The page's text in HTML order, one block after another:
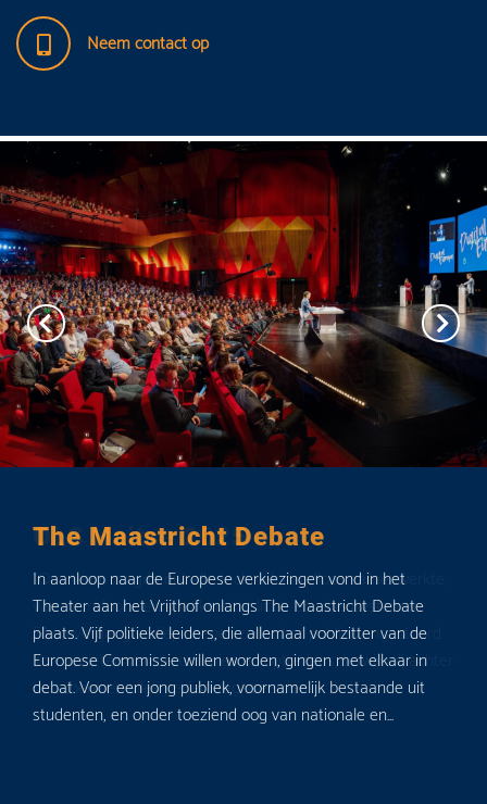
Neem contact op
The Maastricht Debate
In aanloop naar de Europese verkiezingen vond in het
Theater aan het Vrijthof onlangs The Maastricht Debate
plaats. Vijf politieke leiders, die allemaal voorzitter van de
Europese Commissie willen worden, gingen met elkaar in
debat. Voor een jong publiek, voornamelijk bestaande uit
studenten, en onder toeziend oog van nationale en...